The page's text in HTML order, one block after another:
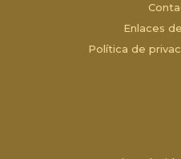
Enlaces
Política de